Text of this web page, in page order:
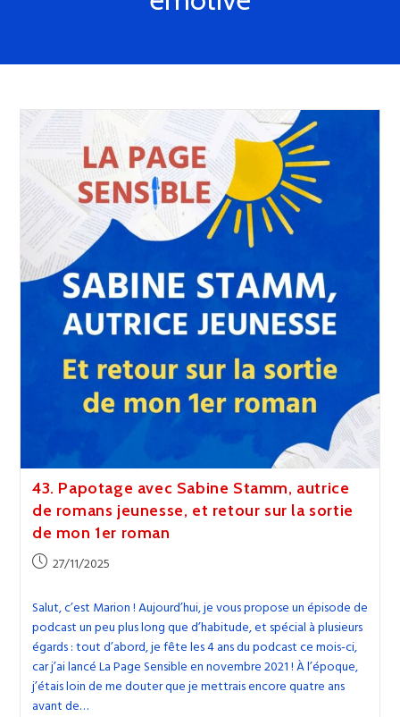
43. Papotage avec Sabine Stamm, autrice
de romans jeunesse, et retour sur la sortie
de mon 1er roman
Publication
27/11/2025
Salut, c’est Marion ! Aujourd’hui, je vous propose un épisode de
podcast un peu plus long que d’habitude, et spécial à plusieurs
égards : tout d’abord, je fête les 4 ans du podcast ce mois-ci,
car j’ai lancé La Page Sensible en novembre 2021 ! À l’époque,
j’étais loin de me douter que je mettrais encore quatre ans
avant de…